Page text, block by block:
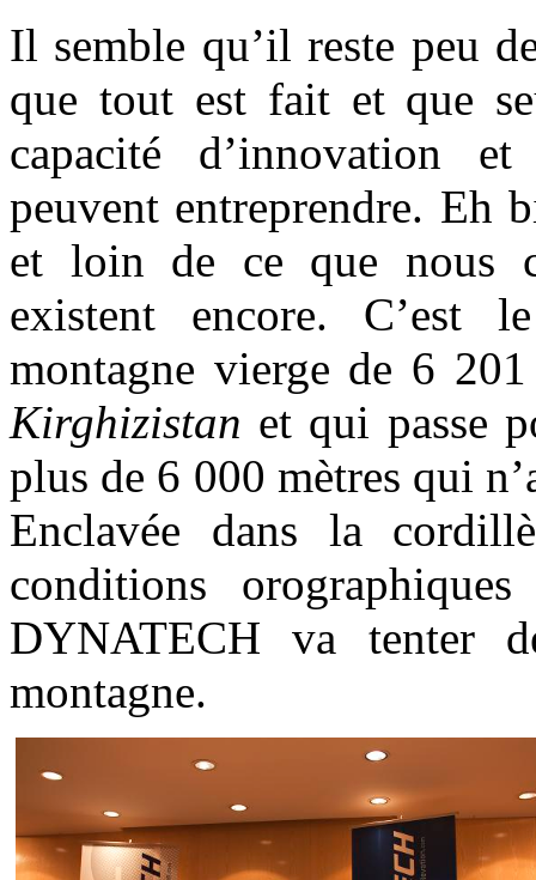
Il semble qu’il reste peu
que tout est fait et que
capacité d’innovation
peuvent entreprendre. Eh
et loin de ce que nous
existent encore.
montagne vierge de 6
Kirghizistan et qui passe
plus de 6 000 mètres qui
Enclavée dans la
conditions
DYNATECH va tenter
montagne.